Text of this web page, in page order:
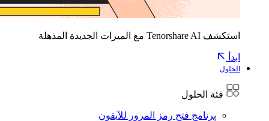
استكشف Tenorshare AI مع الميزات الجديدة المذهلة
ابدأ
الحلول
فئة الحلول
برنامج فتح رمز المرور للآيفون